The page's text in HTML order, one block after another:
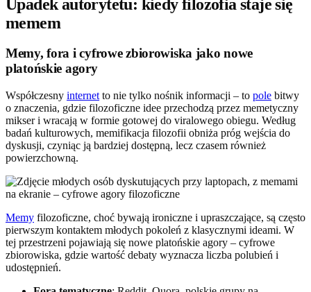
Upadek autorytetu: kiedy filozofia staje się
memem
Memy, fora i cyfrowe zbiorowiska jako nowe
platońskie agory
Współczesny internet to nie tylko nośnik informacji – to pole bitwy
o znaczenia, gdzie filozoficzne idee przechodzą przez memetyczny
mikser i wracają w formie gotowej do viralowego obiegu. Według
badań kulturowych, memifikacja filozofii obniża próg wejścia do
dyskusji, czyniąc ją bardziej dostępną, lecz czasem również
powierzchowną.
Memy filozoficzne, choć bywają ironiczne i upraszczające, są często
pierwszym kontaktem młodych pokoleń z klasycznymi ideami. W
tej przestrzeni pojawiają się nowe platońskie agory – cyfrowe
zbiorowiska, gdzie wartość debaty wyznacza liczba polubień i
udostępnień.